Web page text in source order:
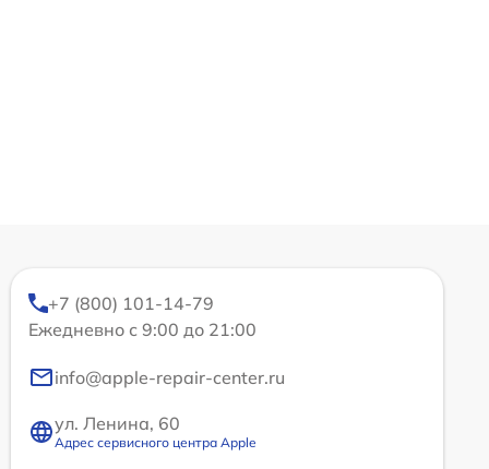
+7 (800) 101-14-79
Ежедневно с 9:00 до 21:00
info@apple-repair-center.ru
ул. Ленина, 60
Адрес сервисного центра Apple